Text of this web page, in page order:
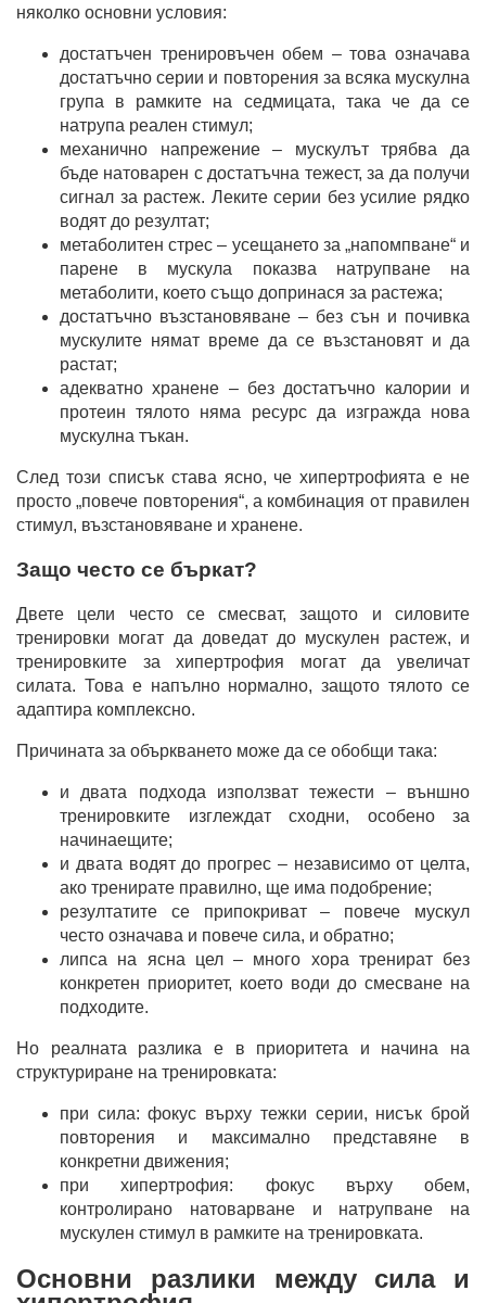
няколко основни условия:
достатъчен тренировъчен обем – това означава
достатъчно серии и повторения за всяка мускулна
група в рамките на седмицата, така че да се
натрупа реален стимул;
механично напрежение – мускулът трябва да
бъде натоварен с достатъчна тежест, за да получи
сигнал за растеж. Леките серии без усилие рядко
водят до резултат;
метаболитен стрес – усещането за „напомпване“ и
парене в мускула показва натрупване на
метаболити, което също допринася за растежа;
достатъчно възстановяване – без сън и почивка
мускулите нямат време да се възстановят и да
растат;
адекватно хранене – без достатъчно калории и
протеин тялото няма ресурс да изгражда нова
мускулна тъкан.
След този списък става ясно, че хипертрофията е не
просто „повече повторения“, а комбинация от правилен
стимул, възстановяване и хранене.
Защо често се бъркат?
Двете цели често се смесват, защото и силовите
тренировки могат да доведат до мускулен растеж, и
тренировките за хипертрофия могат да увеличат
силата. Това е напълно нормално, защото тялото се
адаптира комплексно.
Причината за объркването може да се обобщи така:
и двата подхода използват тежести – външно
тренировките изглеждат сходни, особено за
начинаещите;
и двата водят до прогрес – независимо от целта,
ако тренирате правилно, ще има подобрение;
резултатите се припокриват – повече мускул
често означава и повече сила, и обратно;
липса на ясна цел – много хора тренират без
конкретен приоритет, което води до смесване на
подходите.
Но реалната разлика е в приоритета и начина на
структуриране на тренировката:
при сила: фокус върху тежки серии, нисък брой
повторения и максимално представяне в
конкретни движения;
при хипертрофия: фокус върху обем,
контролирано натоварване и натрупване на
мускулен стимул в рамките на тренировката.
Основни разлики между сила и